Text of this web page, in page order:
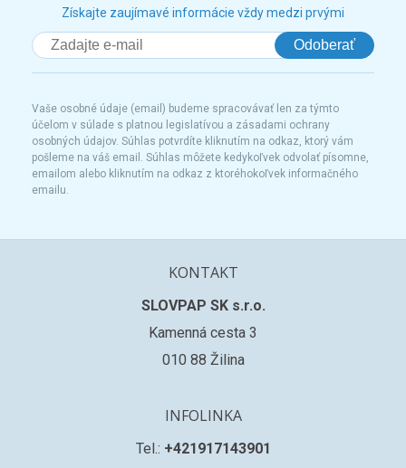
Získajte zaujímavé informácie vždy medzi prvými
Odoberať
Vaše osobné údaje (email) budeme spracovávať len za týmto
účelom v súlade s platnou legislatívou a zásadami ochrany
osobných údajov. Súhlas potvrdíte kliknutím na odkaz, ktorý vám
pošleme na váš email. Súhlas môžete kedykoľvek odvolať písomne,
emailom alebo kliknutím na odkaz z ktoréhokoľvek informačného
emailu.
KONTAKT
SLOVPAP SK s.r.o.
Kamenná cesta 3
010 88 Žilina
INFOLINKA
Tel.: +421917143901